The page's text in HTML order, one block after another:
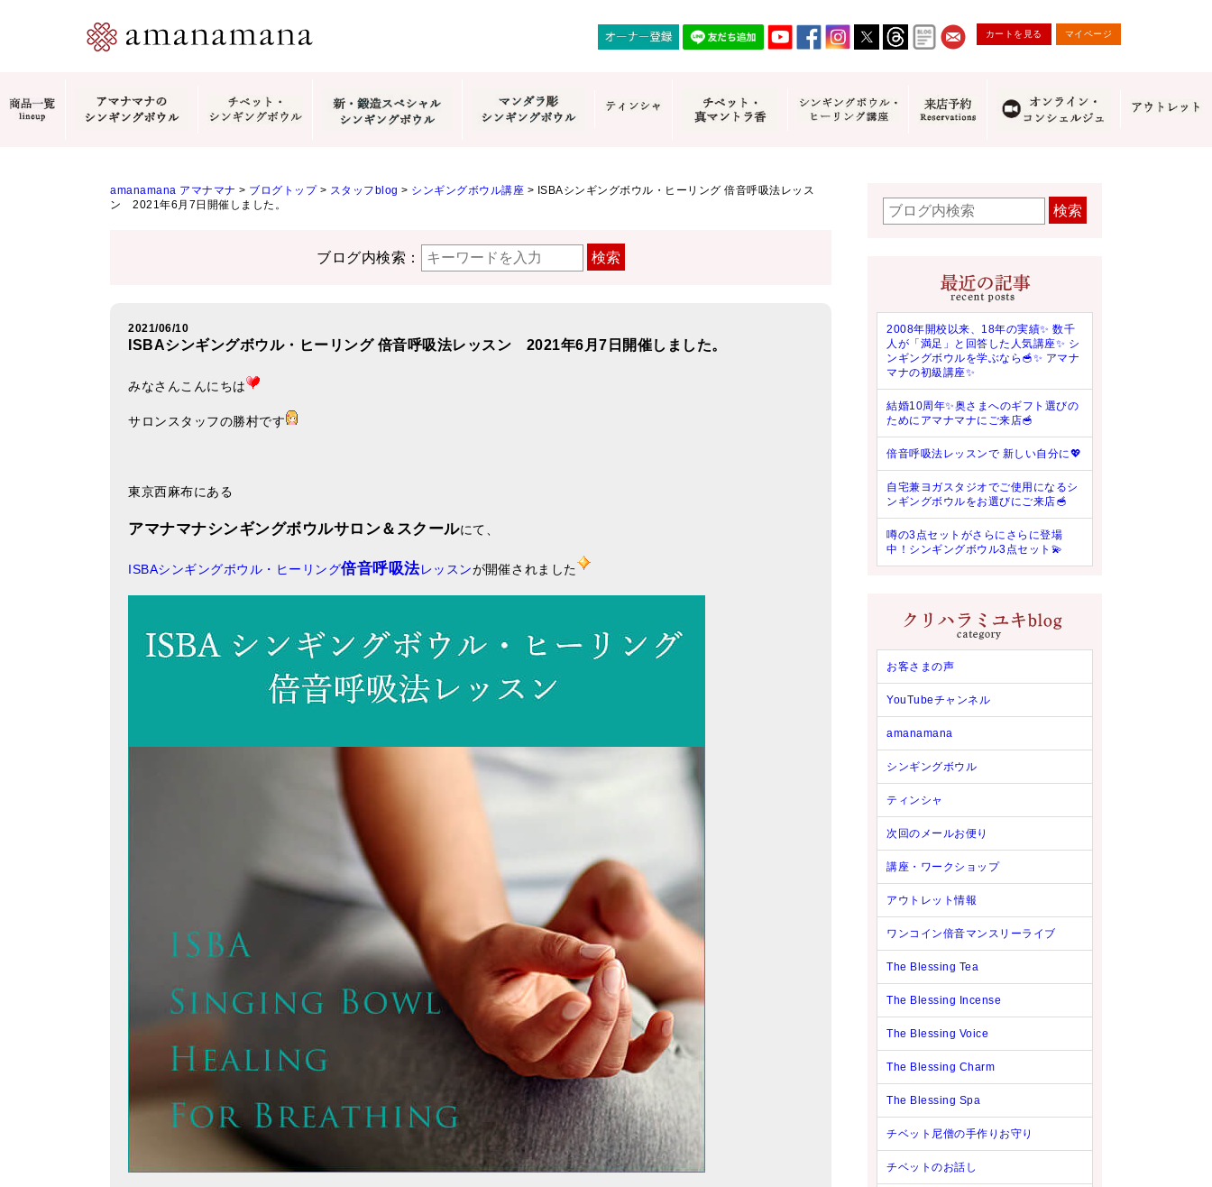
カートを見る マイページ
amanamana アマナマナ > ブログトップ> スタッフblog > シンギングボウル講座 > ISBAシンギングボウル・ヒーリング 倍音呼吸法レッス
ン 2021年6月7日開催しました。
ブログ内検索： 検索
2021/06/10
ISBAシンギングボウル・ヒーリング 倍音呼吸法レッスン 2021年6月7日開催しました。
みなさんこんにちは
サロンスタッフの勝村です
東京西麻布にある
アマナマナシンギングボウルサロン＆スクールにて、
ISBAシンギングボウル・ヒーリング倍音呼吸法レッスンが開催されました
検索
2008年開校以来、18年の実績✨ 数千
人が「満足」と回答した人気講座✨ シ
ンギングボウルを学ぶなら🥣✨ アマナ
マナの初級講座✨
結婚10周年✨奥さまへのギフト選びの
ためにアマナマナにご来店🥣
倍音呼吸法レッスンで 新しい自分に💖
自宅兼ヨガスタジオでご使用になるシ
ンギングボウルをお選びにご来店🥣
噂の3点セットがさらにさらに登場
中！シンギングボウル3点セット💫
お客さまの声
YouTubeチャンネル
amanamana
シンギングボウル
ティンシャ
次回のメールお便り
講座・ワークショップ
アウトレット情報
ワンコイン倍音マンスリーライブ
The Blessing Tea
The Blessing Incense
The Blessing Voice
The Blessing Charm
The Blessing Spa
チベット尼僧の手作りお守り
チベットのお話し